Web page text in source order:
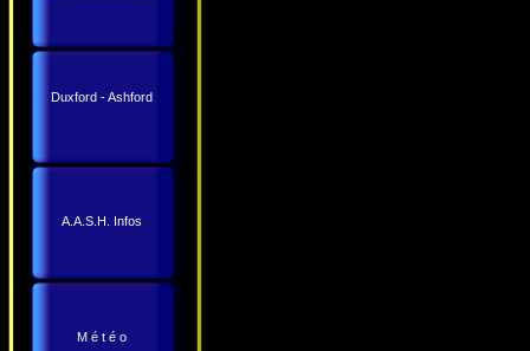
Duxford - Ashford
A.A.S.H. Infos
M é t é o